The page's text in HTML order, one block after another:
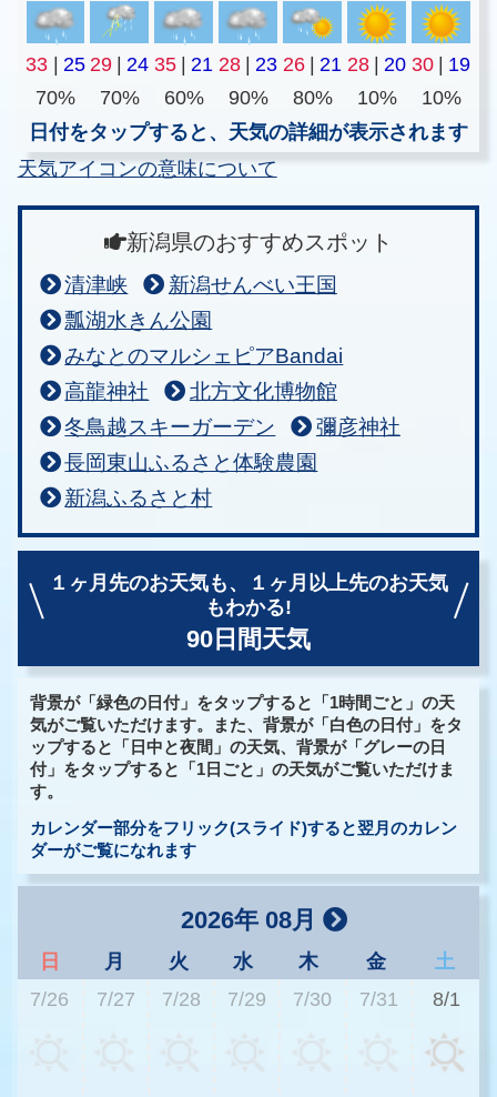
33 25 29 24 35 21 28 23 26 21 28 20 30
19
70%
70% 60% 90% 80% 10%
10%
日付をタップすると、天気の詳細が表示されます
天気アイコンの意味について
新潟県のおすすめスポット
清津峡
新潟せんべい王国
瓢湖水きん公園
みなとのマルシェピアBandai
高龍神社
北方文化博物館
冬鳥越スキーガーデン
彌彦神社
長岡東山ふるさと体験農園
新潟ふるさと村
１ヶ月先のお天気も、
１ヶ月以上先のお天気
もわかる!
90日間天気
背景が「緑色の日付」をタップすると「1時間ごと」の天
気がご覧いただけます。また、背景が「白色の日付」をタ
ップすると「日中と夜間」の天気、背景が「グレーの日
付」をタップすると「1日ごと」の天気がご覧いただけま
す。
カレンダー部分をフリック(スライド)すると翌月のカレン
ダーがご覧になれます
2026年 08月
日 月 火 水 木 金
土
7/26
7/27 7/28 7/29 7/30 7/31 8/1